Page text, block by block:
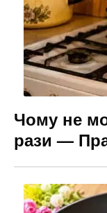
Чому не
рази —